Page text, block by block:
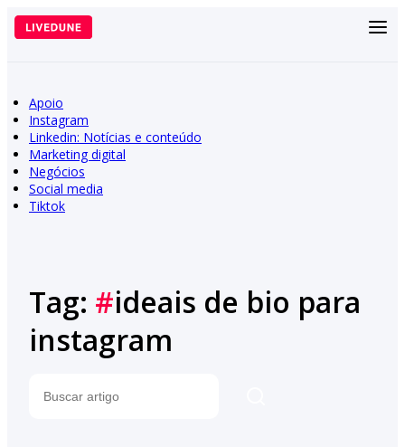
Pular
para
Apoio
Instagram
Linkedin: Notícias e conteúdo
Marketing digital
Negócios
Social media
Tiktok
Tag: #ideais de bio para
instagram